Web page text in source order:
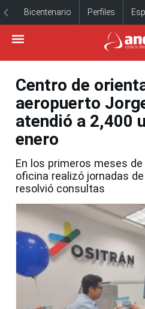
Bicentenario Perfiles
Centro de
aeropuerto
atendió a 2,400
enero
En los primeros meses
oficina realizó jornadas
resolvió consultas